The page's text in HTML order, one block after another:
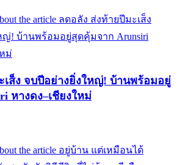
เส็ง จบปีอย่างยิ่งใหญ่! บ้านพร้อมอยู่
หางดง–เชียงใหม่